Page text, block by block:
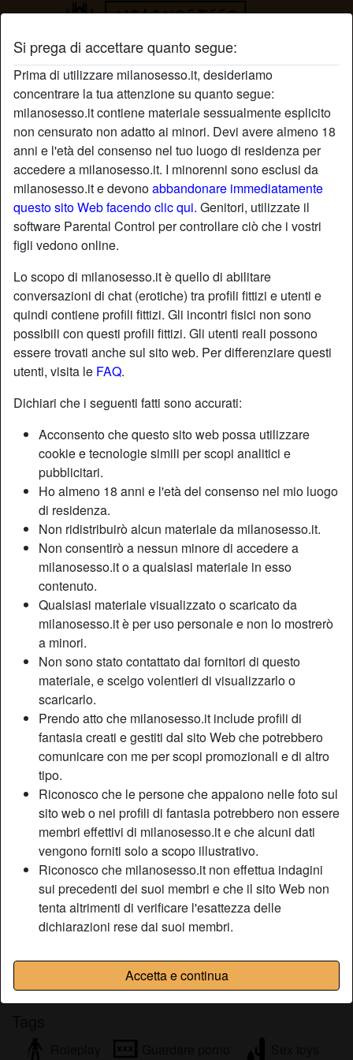
Si prega di accettare quanto segue:
Prima di utilizzare milanosesso.it, desideriamo
concentrare la tua attenzione su quanto segue:
milanosesso.it contiene materiale sessualmente esplicito
non censurato non adatto ai minori. Devi avere almeno 18
anni e l'età del consenso nel tuo luogo di residenza per
accedere a milanosesso.it. I minorenni sono esclusi da
milanosesso.it e devonoabbandonare immediatamente
questo sito Web facendo clic qui. Genitori, utilizzate il
software Parental Control per controllare ciò che i vostri
figli vedono online.
Lo scopo di milanosesso.it è quello di abilitare
conversazioni di chat (erotiche) tra profili fittizi e utenti e
quindi contiene profili fittizi. Gli incontri fisici non sono
possibili con questi profili fittizi. Gli utenti reali possono
essere trovati anche sul sito web. Per differenziare questi
utenti, visita le FAQ.
Dichiari che i seguenti fatti sono accurati:
Acconsento che questo sito web possa utilizzare
cookie e tecnologie simili per scopi analitici e
pubblicitari.
Ho almeno 18 anni e l'età del consenso nel mio luogo
di residenza.
Non ridistribuirò alcun materiale da milanosesso.it.
Non consentirò a nessun minore di accedere a
milanosesso.it o a qualsiasi materiale in esso
contenuto.
Qualsiasi materiale visualizzato o scaricato da
milanosesso.it è per uso personale e non lo mostrerò
a minori.
Non sono stato contattato dai fornitori di questo
materiale, e scelgo volentieri di visualizzarlo o
scaricarlo.
Prendo atto che milanosesso.it include profili di
fantasia creati e gestiti dal sito Web che potrebbero
comunicare con me per scopi promozionali e di altro
tipo.
Riconosco che le persone che appaiono nelle foto sul
sito web o nei profili di fantasia potrebbero non essere
membri effettivi di milanosesso.it e che alcuni dati
vengono forniti solo a scopo illustrativo.
Riconosco che milanosesso.it non effettua indagini
sui precedenti dei suoi membri e che il sito Web non
tenta altrimenti di verificare l'esattezza delle
dichiarazioni rese dai suoi membri.
Accetta e continua
Profilo di Dolcesugar
star Aggiungi chatChatta adesso
Nickname:
Età:
30
Paese:
Italia
Provincia:
Milano
Sesso:
Donna
Sessualità:
Relazione:
Single
Colore dei capelli:
Castana
Colore degli occhi:
Castani
Depilata:
Descrizione
Vi piace il calcio, state sempre a guardare le partite? Bhe
allora non fate per me! Non voglio un uomo che sta sempre
a guardare sport tutto il santo giorno! A me piace uscire di
casa e passeggiare capite?!
Uomo, Etero, Bisessuale